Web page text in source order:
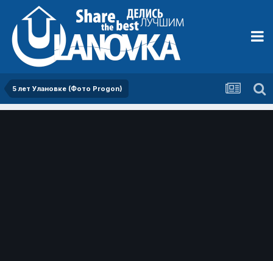
5 лет Улановке (Фото Progon)